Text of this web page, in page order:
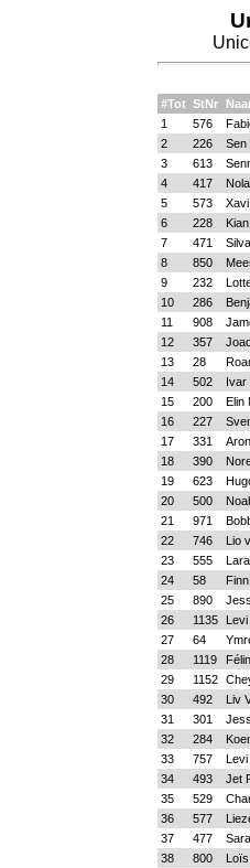
#Tot StNr
1
576
2
226 Sen
3
613
4
417
5
573
6
228
7
471
8
850
9
232
10
286
11
908
12
357
13
28
14
502 Ivar
15
200 Elin
16
227
17
331
18
390
19
623
20
500
21
971
22
746 Lio
23
555
24
58
25
890
26
1135
27
64
28
1119
29
1152
30
492 Liv
31
301
32
284
33
757 Levi
34
493 Jet
35
529
36
577
37
477
38
800